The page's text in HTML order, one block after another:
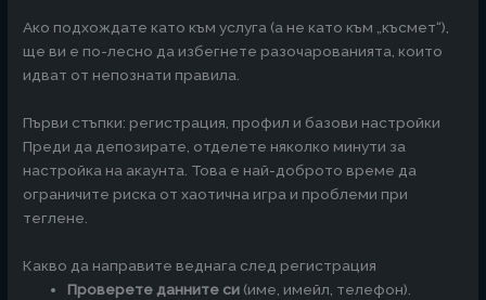
Ако подхождате като към услуга (а не като към „късмет“),
ще ви е по-лесно да избегнете разочарованията, които
идват от непознати правила.
Първи стъпки: регистрация, профил и базови настройки
Преди да депозирате, отделете няколко минути за
настройка на акаунта. Това е най-доброто време да
ограничите риска от хаотична игра и проблеми при
теглене.
Какво да направите веднага след регистрация
Проверете данните си (име, имейл, телефон).